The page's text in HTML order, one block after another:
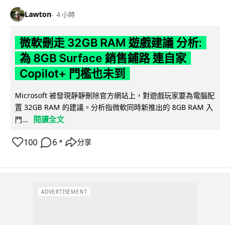
Lawton 4 小時
微軟刪走 32GB RAM 遊戲建議 分析:
為 8GB Surface 銷售鋪路 連自家
Copilot+ 門檻也未到
Microsoft 被發現靜靜刪除官方網站上，對遊戲玩家要為電腦配
置 32GB RAM 的建議。分析指微軟同時新推出的 8GB RAM 入
門...
閱讀全文
100 6 ↗ 分享
ADVERTISEMENT